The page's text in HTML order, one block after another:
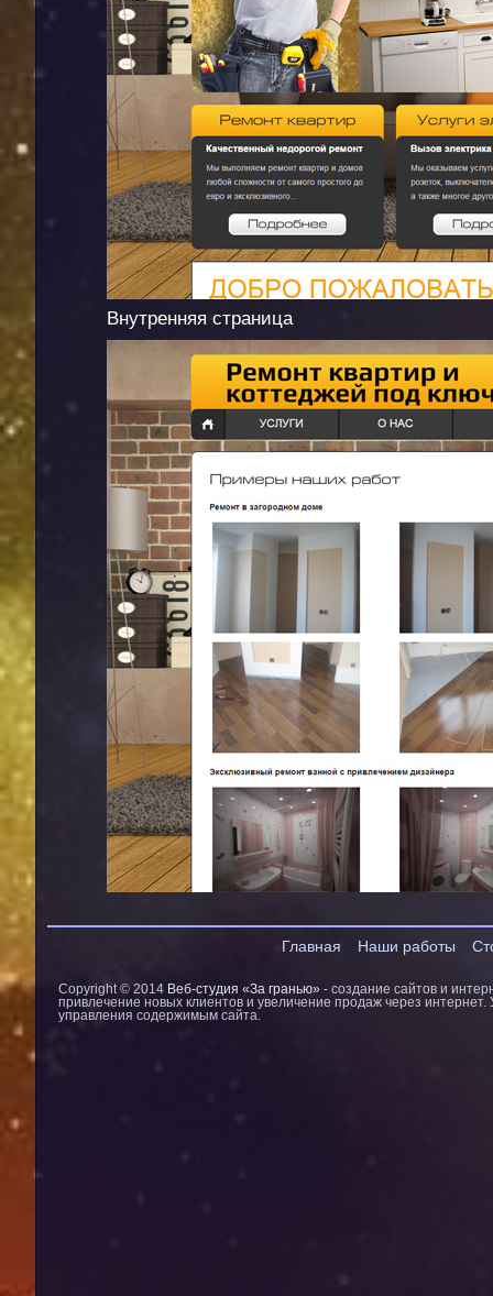
Внутренняя страница
Главная Наши работы
Copyright © 2014 Веб-студия «За гранью» - создание сайтов и
привлечение новых клиентов и увеличение продаж через
управления содержимым сайта.